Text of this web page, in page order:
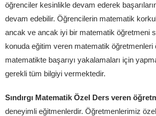
öğrenciler kesinlikle devam ederek
devam edebilir. Öğrencilerin matematik
ancak ve ancak iyi bir matematik öğretmeni
konuda eğitim veren matematik öğretmenleri
matematikte başarıyı yakalamaları için
gerekli tüm bilgiyi vermektedir.
Sındırgı Matematik Özel Ders veren
deneyimli eğitmenlerdir. Öğretmenlerimiz